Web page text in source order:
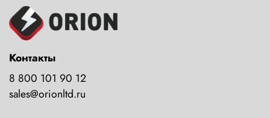
Контакты
8 800 101 90 12
sales@orionltd.ru